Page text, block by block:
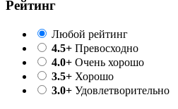
Рейтинг
Любой рейтинг
4.5+ Превосходно
4.0+ Очень хорошо
3.5+ Хорошо
3.0+ Удовлетворительно